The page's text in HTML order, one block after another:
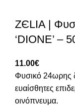
ZЄLIA |
‘DIONE’ –
11.00€
Φυσικό 24ωρης
ευαίσθητες
οινόπνευμα.